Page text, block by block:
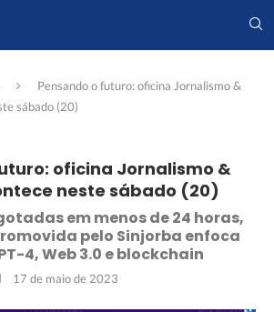
Pensando o futuro: oficina Jornalismo &
sábado (20)
oficina Jornalismo &
neste sábado (20)
em menos de 24 horas,
pelo Sinjorba enfoca
4, Web 3.0 e blockchain
17 de maio de 2023